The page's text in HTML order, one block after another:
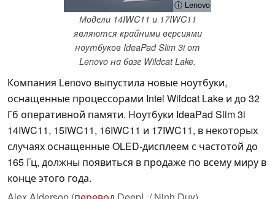
ⓘ Lenovo
Модели 14IWC11 и 17IWC11
являются крайними версиями
ноутбуков IdeaPad Slim 3i от
Lenovo на базе Wildcat Lake.
Компания Lenovo выпустила новые ноутбуки,
оснащенные процессорами Intel Wildcat Lake и до 32
Гб оперативной памяти. Ноутбуки IdeaPad Slim 3i
14IWC11, 15IWC11, 16IWC11 и 17IWC11, в некоторых
случаях оснащенные OLED-дисплеем с частотой до
165 Гц, должны появиться в продаже по всему миру в
конце этого года.